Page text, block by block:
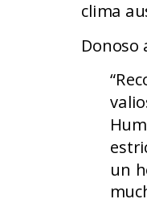
clima
Donoso
un